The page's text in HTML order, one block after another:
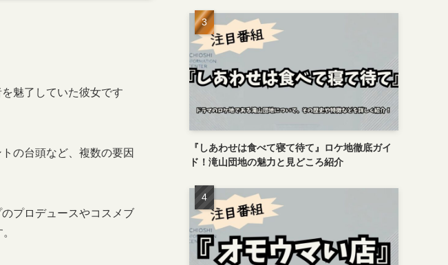
魅了していた彼女です
の台頭など、複数の要因
プロデュースやコスメブ
『しあわせは食べて寝て待て』ロケ地徹底ガイ
ド！滝山団地の魅力と見どころ紹介